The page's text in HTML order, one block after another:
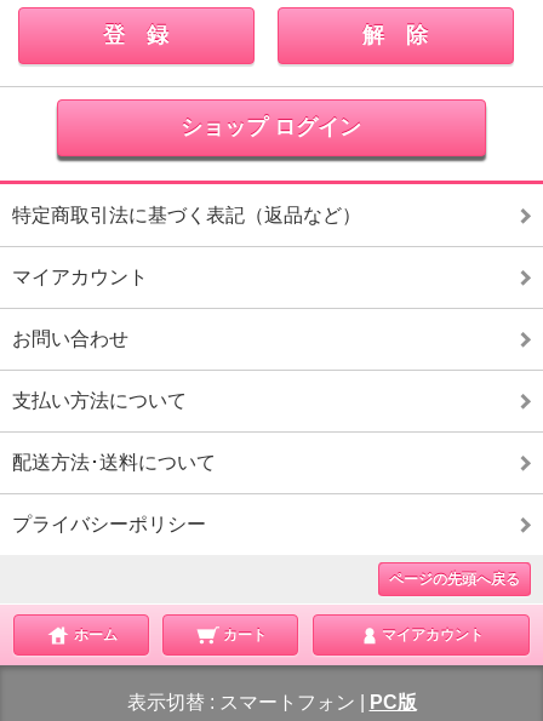
ショップ ログイン
特定商取引法に基づく表記（返品など）
マイアカウント
お問い合わせ
支払い方法について
配送方法･送料について
プライバシーポリシー
ページの先頭へ戻る
ホーム カート マイアカウント
表示切替 : スマートフォン PC版